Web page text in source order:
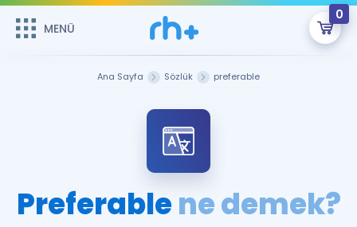
MENÜ
0
Sepetin Şu An Boş.
Remzi Hoca ile seni sınava hazırlayacak onlarca eğitim seni
bekliyor!
MENÜ
Ana Sayfa Sözlük preferable
Preferablene demek?